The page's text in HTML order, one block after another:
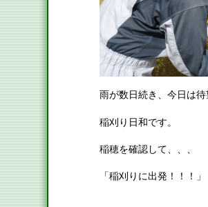
雨が数日続き、今日は待
稲刈り日和です。
稲穂を確認して、、、
「稲刈りに出発！！！」